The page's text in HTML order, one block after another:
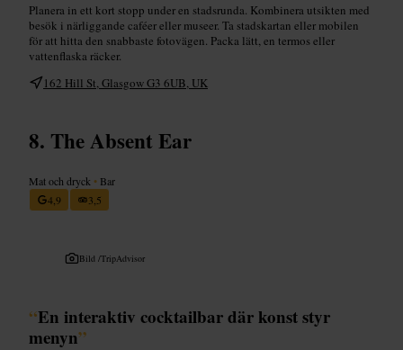
Planera in ett kort stopp under en stadsrunda. Kombinera utsikten med
besök i närliggande caféer eller museer. Ta stadskartan eller mobilen
för att hitta den snabbaste fotovägen. Packa lätt, en termos eller
vattenflaska räcker.
162 Hill St, Glasgow G3 6UB, UK
The Absent Ear
Mat och dryck • Bar
4,9
3,5
Bild /TripAdvisor
“En interaktiv cocktailbar där konst styr
menyn”